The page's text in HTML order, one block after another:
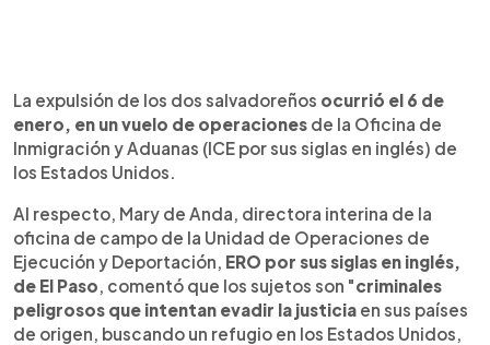
La expulsión de los dos salvadoreños ocurrió el 6 de
enero, en un vuelo de operaciones de la Oficina de
Inmigración y Aduanas (ICE por sus siglas en inglés) de
los Estados Unidos.
Al respecto, Mary de Anda, directora interina de la
oficina de campo de la Unidad de Operaciones de
Ejecución y Deportación, ERO por sus siglas en inglés,
de El Paso , comentó que los sujetos son "criminales
peligrosos que intentan evadir la justicia en sus países
de origen, buscando un refugio en los Estados Unidos,